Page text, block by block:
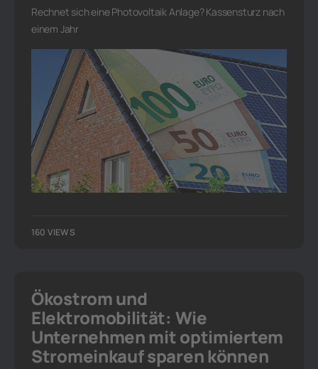
Rechnet sich eine Photovoltaik Anlage? Kassensturz nach
einem Jahr
160 VIEWS
Ökostrom und
Elektromobilität: Wie
Unternehmen mit optimiertem
Stromeinkauf sparen können